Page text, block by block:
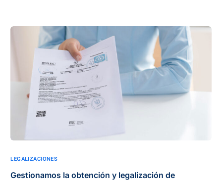
LEGALIZACIONES
Gestionamos la obtención y legalización de